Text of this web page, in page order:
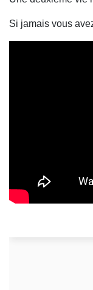
Si jamais vous